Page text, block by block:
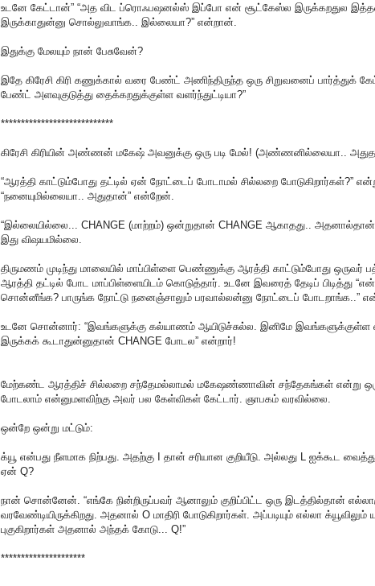
உடனே கேட்டான்” “அத விட ப்ரொஃபஷனல்ஸ் இப்போ என் சூட்கேஸ்ல இருக்கறதுல
இருக்காதுன்னு சொல்லுவாங்க.. இல்லையா?” என்றான்.
இதுக்கு மேலயும் நான் பேசுவேன்?
இதே கிரேசி கிரி கணுக்கால் வரை பேண்ட் அணிந்திருந்த ஒரு சிறுவனைப் பார்த்துக்
பேண்ட் அளவுகுடுத்து தைக்கறதுக்குள்ள வளர்ந்துட்டியா?”
****************************
கிரேசி கிரியின் அண்ணன் மகேஷ் அவனுக்கு ஒரு படி மேல்! (அண்ணனில்லையா..
“ஆரத்தி காட்டும்போது தட்டில் ஏன் நோட்டைப் போடாமல் சில்லறை போடுகிறார்கள்?”
“நனையுமில்லையா.. அதுதான்” என்றேன்.
“இல்லையில்லை... CHANGE (மாற்றம்) ஒன்றுதான் CHANGE ஆகாதது.. அதனால்தான்”
இது விஷயமில்லை.
திருமணம் முடிந்து மாலையில் மாப்பிள்ளை பெண்ணுக்கு ஆரத்தி காட்டும்போது ஒருவர்
ஆரத்தி தட்டில் போட மாப்பிள்ளையிடம் கொடுத்தார். உடனே இவரைத் தேடிப் பிடித்து
சொன்னீங்க? பாருங்க நோட்டு நனைஞ்சாலும் பரவால்லன்னு நோட்டைப் போடறாங்க..”
உடனே சொன்னார்: “இவங்களுக்கு கல்யாணம் ஆயிடுச்சுல்ல. இனிமே இவங்களுக்குள்ள
இருக்கக் கூடாதுன்னுதான் CHANGE போடல” என்றார்!
மேற்கண்ட ஆரத்திச் சில்லறை சந்தேமல்லாமல் மகேஷண்ணாவின் சந்தேகங்கள் என்று
போடலாம் என்னுமளவிற்கு அவர் பல கேள்விகள் கேட்டார். ஞாபகம் வரவில்லை.
ஒன்றே ஒன்று மட்டும்:
க்யூ என்பது நீளமாக நிற்பது. அதற்கு I தான் சரியான குறியீடு. அல்லது L ஐக்கூட
ஏன் Q?
நான் சொன்னேன். “எங்கே நின்றிருப்பவர் ஆனாலும் குறிப்பிட்ட ஒரு இடத்தில்தான்
வரவேண்டியிருக்கிறது. அதனால் O மாதிரி போடுகிறார்கள். அப்படியும் எல்லா க்யூவிலும்
புகுகிறார்கள் அதனால் அந்தக் கோடு... Q!”
*********************